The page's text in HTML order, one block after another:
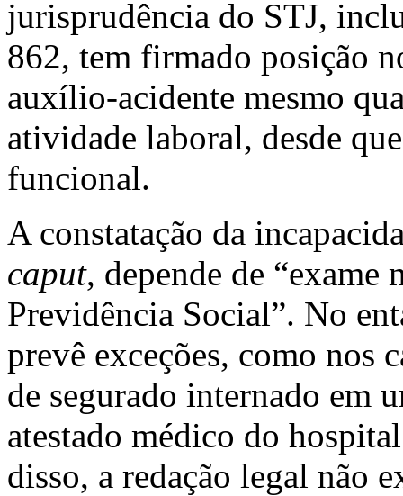
jurisprudência do STJ,
862, tem firmado posição
auxílio-acidente mesmo
atividade laboral, desde
funcional.
A constatação da
caput, depende de “exame
Previdência Social”. No
prevê exceções, como nos
de segurado internado em
atestado médico do
disso, a redação legal não